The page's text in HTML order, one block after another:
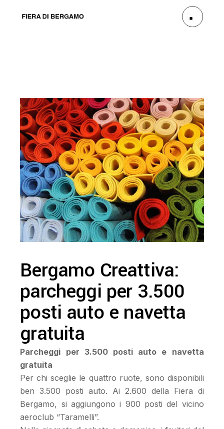
Bergamo Creattiva:
parcheggi per 3.500
posti auto e navetta
gratuita
Parcheggi per 3.500 posti auto e navetta
gratuita
Per chi sceglie le quattro ruote, sono disponibili
ben 3.500 posti auto. Ai 2.600 della Fiera di
Bergamo, si aggiungono i 900 posti del vicino
aeroclub “Taramelli”.